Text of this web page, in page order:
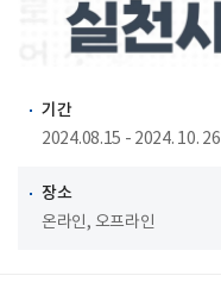
기간
2024.08.15 - 2024. 10. 26
장소
온라인, 오프라인